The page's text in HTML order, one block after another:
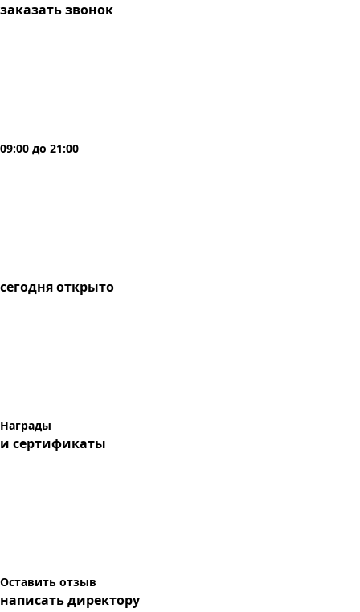
заказать звонок
09:00 до 21:00
сегодняоткрыто
Награды
и сертификаты
Оставить отзыв
написать директору